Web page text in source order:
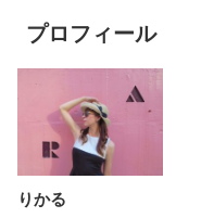
プロフィール
りかる